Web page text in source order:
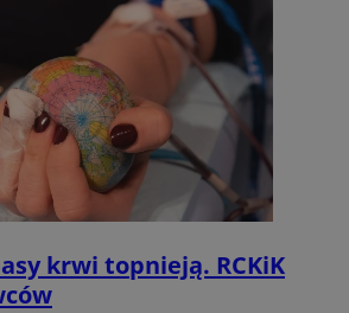
krwi topnieją. RCKiK